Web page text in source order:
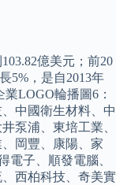
億美元；前20
5%，是自2013年
LOGO輪播圖6：
中國衛生材料、中
泵浦、東培工業、
岡豐、康陽、家
電子、順發電腦、
西柏科技、奇美實